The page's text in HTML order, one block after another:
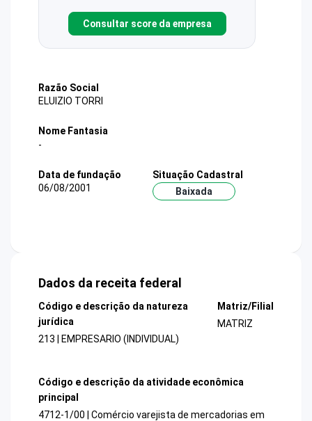
Consultar score da empresa
Razão Social
ELUIZIO TORRI
Nome Fantasia
-
Data de fundação
06/08/2001
Situação Cadastral
Baixada
Dados da receita federal
Código e descrição da natureza
jurídica
213 | EMPRESARIO (INDIVIDUAL)
Matriz/Filial
MATRIZ
Código e descrição da atividade econômica
principal
4712-1/00 | Comércio varejista de mercadorias em